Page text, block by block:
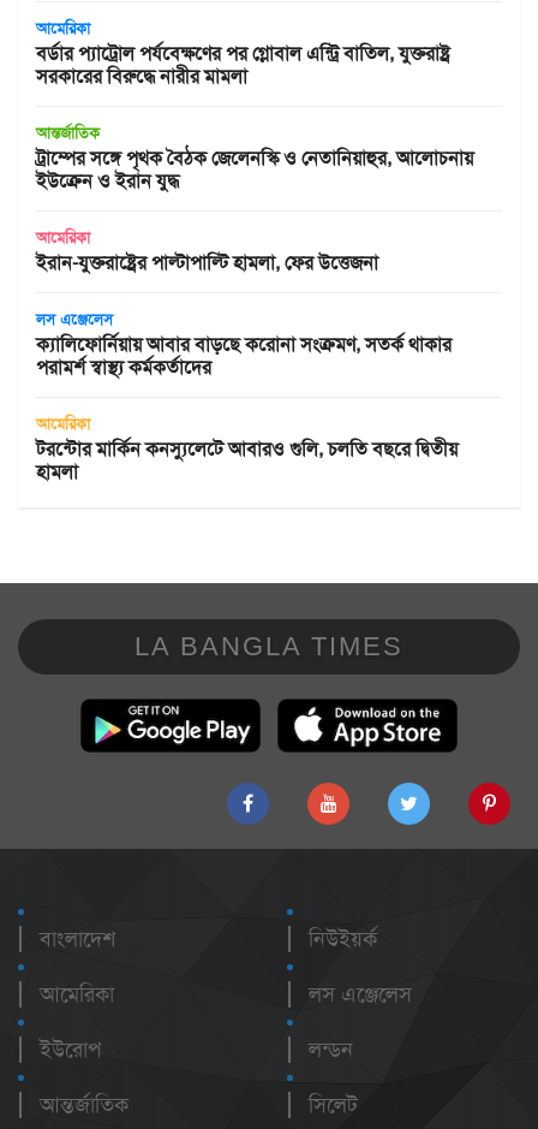
আমেরিকা
বর্ডার প্যাট্রোল পর্যবেক্ষণের পর গ্লোবাল এন্ট্রি বাতিল, যুক্তরাষ্ট্র
সরকারের বিরুদ্ধে নারীর মামলা
আন্তর্জাতিক
ট্রাম্পের সঙ্গে পৃথক বৈঠক জেলেনস্কি ও নেতানিয়াহুর, আলোচনায়
ইউক্রেন ও ইরান যুদ্ধ
আমেরিকা
ইরান-যুক্তরাষ্ট্রের পাল্টাপাল্টি হামলা, ফের উত্তেজনা
লস এঞ্জেলেস
ক্যালিফোর্নিয়ায় আবার বাড়ছে করোনা সংক্রমণ, সতর্ক থাকার
পরামর্শ স্বাস্থ্য কর্মকর্তাদের
আমেরিকা
টরন্টোর মার্কিন কনস্যুলেটে আবারও গুলি, চলতি বছরে দ্বিতীয়
হামলা
LA BANGLA TIMES
বাংলাদেশ
আমেরিকা
ইউরোপ
আন্তর্জাতিক
নিউইয়র্ক
লস এঞ্জেলেস
লন্ডন
সিলেট